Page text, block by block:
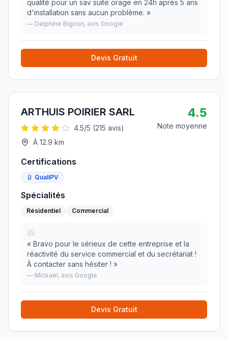
qualité pour un sav suite orage en 24h après 5 ans
d'installation sans aucun problème. »
— Delphine Bignon, avis Google
Devis Gratuit
ARTHUIS POIRIER SARL
4.5/5 (215 avis)
À 12.9 km
4.5
Note moyenne
Certifications
QualiPV
Spécialités
Résidentiel Commercial
« Bravo pour le sérieux de cette entreprise et la
réactivité du service commercial et du secrétariat !
À contacter sans hésiter ! »
— Mickael, avis Google
Devis Gratuit